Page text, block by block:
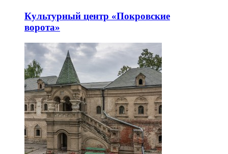
Культурный центр «Покровские
ворота»